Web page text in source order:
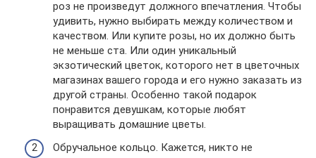
роз не произведут должного впечатления. Чтобы
удивить, нужно выбирать между количеством и
качеством. Или купите розы, но их должно быть
не меньше ста. Или один уникальный
экзотический цветок, которого нет в цветочных
магазинах вашего города и его нужно заказать из
другой страны. Особенно такой подарок
понравится девушкам, которые любят
выращивать домашние цветы.
Обручальное кольцо. Кажется, никто не